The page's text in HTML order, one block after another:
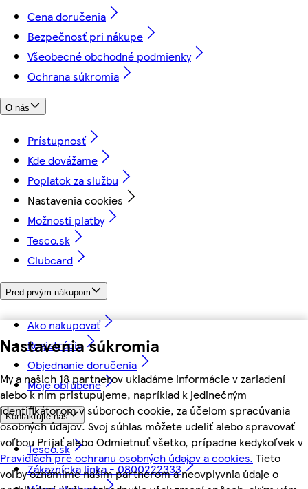
Nastavenia súkromia
My a našich 18 partnerov ukladáme informácie v zariadení
alebo k nim pristupujeme, napríklad k jedinečným
identifikátorom v súboroch cookie, za účelom spracúvania
osobných údajov. Svoj súhlas môžete udeliť alebo spravovať
voľbou Prijať alebo Odmietnuť všetko, prípadne kedykoľvek v
Pravidlách pre ochranu osobných údajov a cookies. Tieto
voľby oznámime našim partnerom a neovplyvnia údaje o
Cena doručenia
Bezpečnosť pri nákupe
Všeobecné obchodné podmienky
Ochrana súkromia
O nás
Prístupnosť
Kde dovážame
Poplatok za službu
Nastavenia cookies
Možnosti platby
Tesco.sk
Clubcard
Pred prvým nákupom
Ako nakupovať
Registrácia
Objednanie doručenia
Moje obľúbené
Kontaktujte nás
Tesco.sk
Zákaznícka linka - 0800222333